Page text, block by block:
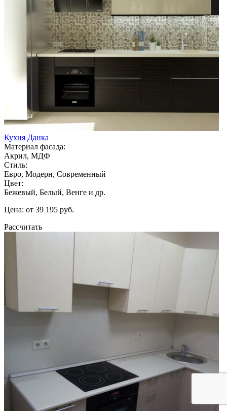
Кухня Данка
Материал фасада:
Акрил, МДФ
Стиль:
Евро, Модерн, Современный
Цвет:
Бежевый, Белый, Венге и др.
Цена: от 39 195 руб.
Рассчитать